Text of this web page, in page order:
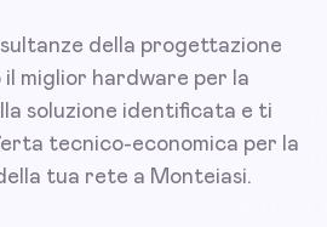
della progettazione
miglior hardware per la
soluzione identificata e ti
tecnico-economica per la
tua rete a Monteiasi.